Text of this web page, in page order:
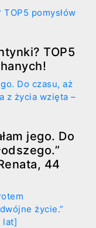
TOP5
jego. Do
44